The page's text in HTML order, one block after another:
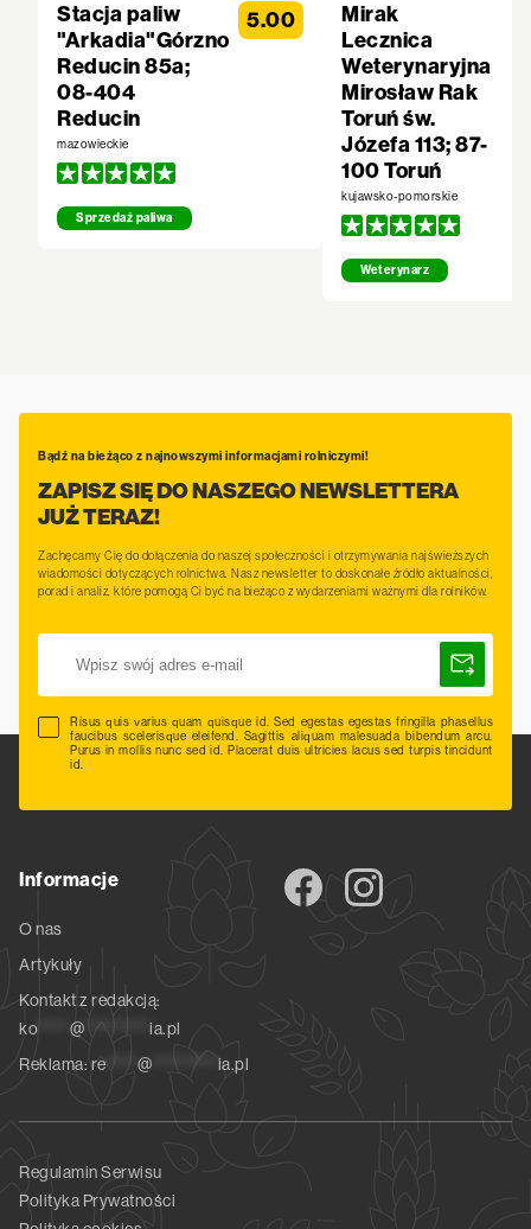
Stacja paliw
"Arkadia"Górzno
Reducin 85a;
08-404
Reducin
mazowieckie
Sprzedaż paliwa
5.00
Mirak
Lecznica
Weterynaryjna
Mirosław Rak
Toruń św.
Józefa 113; 87-
100 Toruń
kujawsko-pomorskie
Weterynarz
Bądź na bieżąco z najnowszymi informacjami rolniczymi!
ZAPISZ SIĘ DO NASZEGO NEWSLETTERA
JUŻ TERAZ!
Zachęcamy Cię do dołączenia do naszej społeczności i otrzymywania najświeższych
wiadomości dotyczących rolnictwa. Nasz newsletter to doskonałe źródło aktualności,
porad i analiz, które pomogą Ci być na bieżąco z wydarzeniami ważnymi dla rolników.
Risus quis varius quam quisque id. Sed egestas egestas fringilla phasellus
faucibus scelerisque eleifend. Sagittis aliquam malesuada bibendum arcu.
Purus in mollis nunc sed id. Placerat duis ultricies lacus sed turpis tincidunt
id.
Informacje
O nas
Artykuły
Kontakt z redakcją:
ko***** @ ********** ia.pl
Reklama: re***** @ ********** ia.pl
Regulamin Serwisu
Polityka Prywatności